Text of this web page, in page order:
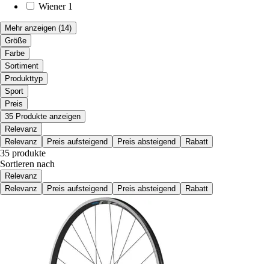
Wiener 1
Mehr anzeigen (14)
Größe
Farbe
Sortiment
Produkttyp
Sport
Preis
35 Produkte anzeigen
Relevanz
Relevanz
Preis aufsteigend Preis absteigend Rabatt
35 produkte
Sortieren nach
Relevanz
Relevanz
Preis aufsteigend Preis absteigend Rabatt